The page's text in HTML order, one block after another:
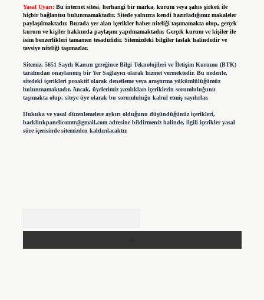
Yasal Uyarı: Bu internet sitesi, herhangi bir marka, kurum veya şahıs şirketi ile
hiçbir bağlantısı bulunmamaktadır. Sitede yalnızca kendi hazırladığımız makaleler
paylaşılmaktadır. Burada yer alan içerikler haber niteliği taşımamakta olup, gerçek
kurum ve kişiler hakkında paylaşım yapılmamaktadır. Gerçek kurum ve kişiler ile
isim benzerlikleri tamamen tesadüfidir. Sitemizdeki bilgiler taslak halindedir ve
tavsiye niteliği taşımazlar.
Sitemiz, 5651 Sayılı Kanun gereğince Bilgi Teknolojileri ve İletişim Kurumu (BTK)
tarafından onaylanmış bir Yer Sağlayıcı olarak hizmet vermektedir. Bu nedenle,
sitedeki içerikleri proaktif olarak denetleme veya araştırma yükümlülüğümüz
bulunmamaktadır. Ancak, üyelerimiz yazdıkları içeriklerin sorumluluğunu
taşımakta olup, siteye üye olarak bu sorumluluğu kabul etmiş sayılırlar.
Hukuka ve yasal düzenlemelere aykırı olduğunu düşündüğünüz içerikleri,
backlinkpanelicomtr@gmail.comadresine bildirmeniz halinde, ilgili içerikler yasal
süre içerisinde sitemizden kaldırılacaktır.